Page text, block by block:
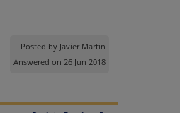
Posted by Javier Martin
Answered on 26 Jun 2018